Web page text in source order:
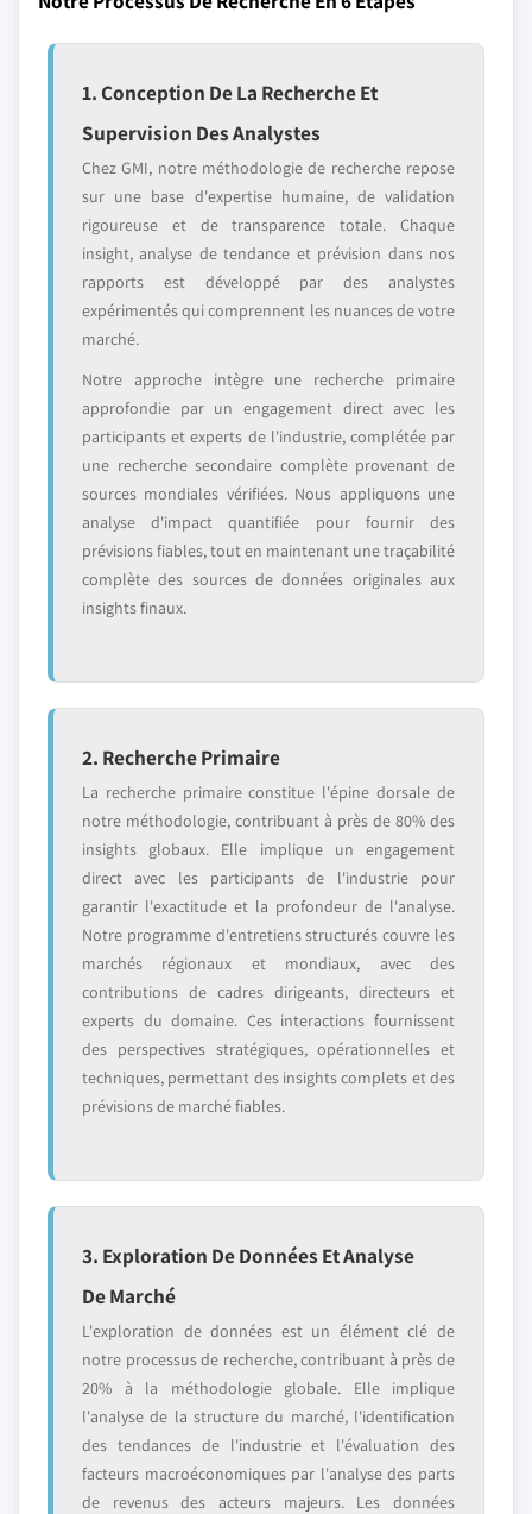
1. Conception De La Recherche Et
Supervision Des Analystes
Chez GMI, notre méthodologie de recherche repose
sur une base d'expertise humaine, de validation
rigoureuse et de transparence totale. Chaque
insight, analyse de tendance et prévision dans nos
rapports est développé par des analystes
expérimentés qui comprennent les nuances de votre
marché.
Notre approche intègre une recherche primaire
approfondie par un engagement direct avec les
participants et experts de l'industrie, complétée par
une recherche secondaire complète provenant de
sources mondiales vérifiées. Nous appliquons une
analyse d'impact quantifiée pour fournir des
prévisions fiables, tout en maintenant une traçabilité
complète des sources de données originales aux
insights finaux.
2. Recherche Primaire
La recherche primaire constitue l'épine dorsale de
notre méthodologie, contribuant à près de 80% des
insights globaux. Elle implique un engagement
direct avec les participants de l'industrie pour
garantir l'exactitude et la profondeur de l'analyse.
Notre programme d'entretiens structurés couvre les
marchés régionaux et mondiaux, avec des
contributions de cadres dirigeants, directeurs et
experts du domaine. Ces interactions fournissent
des perspectives stratégiques, opérationnelles et
techniques, permettant des insights complets et des
prévisions de marché fiables.
3. Exploration De Données Et Analyse
De Marché
L'exploration de données est un élément clé de
notre processus de recherche, contribuant à près de
20% à la méthodologie globale. Elle implique
l'analyse de la structure du marché, l'identification
des tendances de l'industrie et l'évaluation des
facteurs macroéconomiques par l'analyse des parts
de revenus des acteurs majeurs. Les données